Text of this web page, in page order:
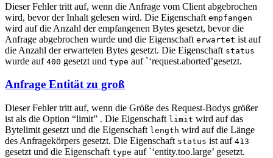
Dieser Fehler tritt auf, wenn die Anfrage vom Client abgebrochen
wird, bevor der Inhalt gelesen wird. Die Eigenschaft empfangen
wird auf die Anzahl der empfangenen Bytes gesetzt, bevor die
Anfrage abgebrochen wurde und die Eigenschaft erwartet ist auf
die Anzahl der erwarteten Bytes gesetzt. Die Eigenschaft status
wurde auf 400 gesetzt und type auf `‘request.aborted’gesetzt.
Anfrage Entität zu groß
Dieser Fehler tritt auf, wenn die Größe des Request-Bodys größer
ist als die Option “limit” . Die Eigenschaft limit wird auf das
Bytelimit gesetzt und die Eigenschaft length wird auf die Länge
des Anfragekörpers gesetzt. Die Eigenschaft status ist auf 413
gesetzt und die Eigenschaft type auf `‘entity.too.large’ gesetzt.